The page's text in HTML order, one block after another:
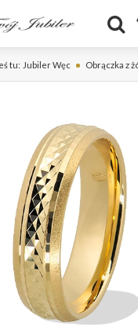
tu: Jubiler Węc Obrączka z